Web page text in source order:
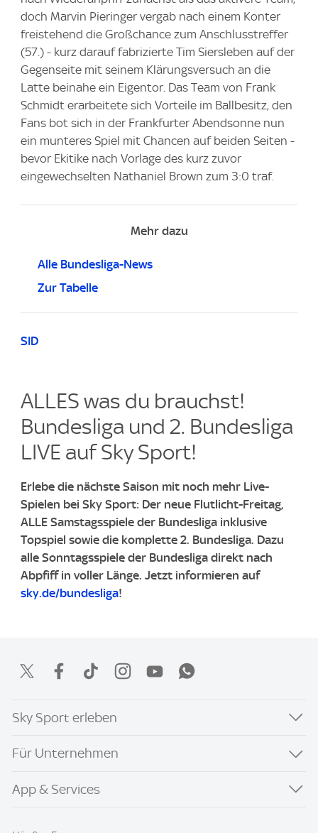
doch Marvin Pieringer vergab nach einem Konter
freistehend die Großchance zum Anschlusstreffer
(57.) - kurz darauf fabrizierte Tim Siersleben auf der
Gegenseite mit seinem Klärungsversuch an die
Latte beinahe ein Eigentor. Das Team von Frank
Schmidt erarbeitete sich Vorteile im Ballbesitz, den
Fans bot sich in der Frankfurter Abendsonne nun
ein munteres Spiel mit Chancen auf beiden Seiten -
bevor Ekitike nach Vorlage des kurz zuvor
eingewechselten Nathaniel Brown zum 3:0 traf.
Mehr dazu
Alle Bundesliga-News
Zur Tabelle
SID
ALLES was du brauchst!
Bundesliga und 2. Bundesliga
LIVE auf Sky Sport!​
Erlebe die nächste Saison mit noch mehr Live-
Spielen bei Sky Sport: Der neue Flutlicht-Freitag,
ALLE Samstagsspiele der Bundesliga inklusive
Topspiel sowie die komplette 2. Bundesliga. ​Dazu
alle Sonntagsspiele der Bundesliga direkt nach
Abpfiff in voller Länge. ​Jetzt informieren auf
sky.de/bundesliga!
Sky Sport erleben
Für Unternehmen
App & Services